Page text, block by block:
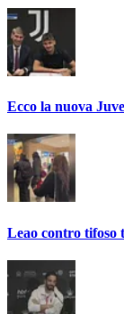
Ecco la nuova Juve
Leao contro tifoso